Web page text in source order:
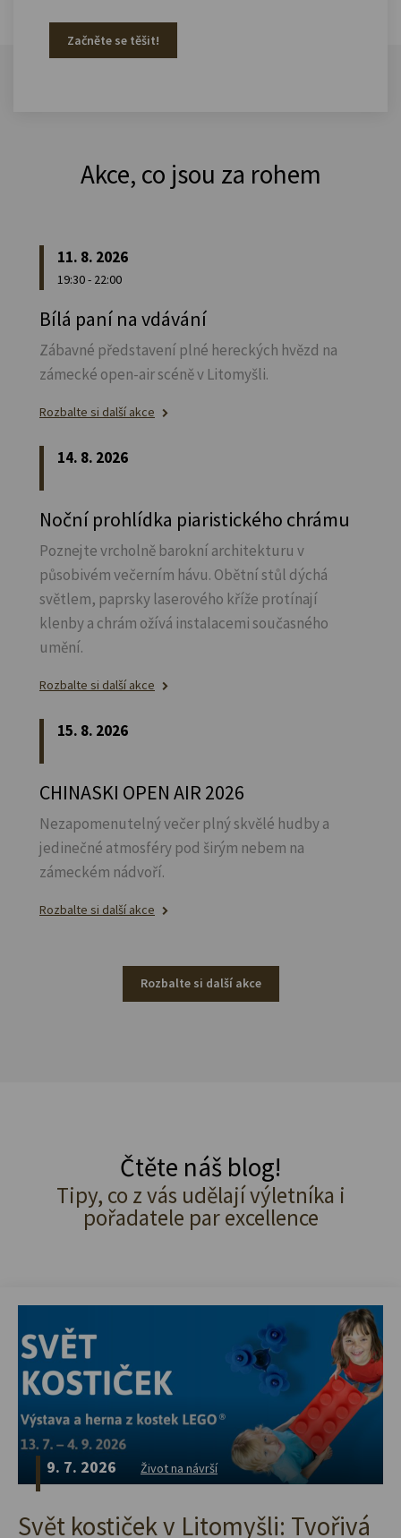
Začněte se těšit!
Akce, co jsou za rohem
11. 8. 2026
19:30 - 22:00
Bílá paní na vdávání
Zábavné představení plné hereckých hvězd na
zámecké open-air scéně v Litomyšli.
Rozbalte si další akce
14. 8. 2026
Noční prohlídka piaristického chrámu
Poznejte vrcholně barokní architekturu v
působivém večerním hávu. Obětní stůl dýchá
světlem, paprsky laserového kříže protínají
klenby a chrám ožívá instalacemi současného
umění.
Rozbalte si další akce
15. 8. 2026
CHINASKI OPEN AIR 2026
Nezapomenutelný večer plný skvělé hudby a
jedinečné atmosféry pod širým nebem na
zámeckém nádvoří.
Rozbalte si další akce
Rozbalte si další akce
Čtěte náš blog!
Tipy, co z vás udělají výletníka i
pořadatele par excellence
9. 7. 2026 Život na návrší
Svět kostiček v Litomyšli: Tvořivá